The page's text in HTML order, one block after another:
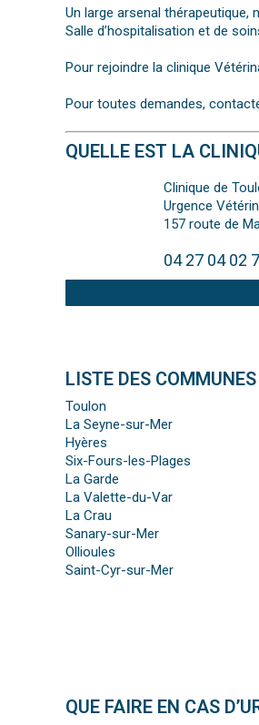
Un large arsenal thérapeutique,
Salle d’hospitalisation et de
Pour rejoindre la clinique
Pour toutes demandes,
QUELLE EST LA
Clinique de
Urgence
157 route de
04 27 04 02
LISTE DES
Toulon
La Seyne-sur-Mer
Hyères
Six-Fours-les-Plages
La Garde
La Valette-du-Var
La Crau
Sanary-sur-Mer
Ollioules
Saint-Cyr-sur-Mer
QUE FAIRE EN CAS